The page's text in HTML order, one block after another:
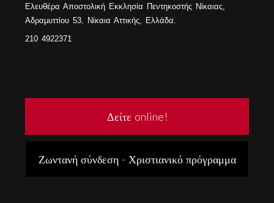
Ελευθέρα Αποστολική Εκκλησία Πεντηκοστής Νίκαιας,
Αδραμυττίου 53, Νίκαια Αττικής, Ελλάδα.
210 4922371
Δείτε online!
Ζωντανή σύνδεση - Χριστιανικό πρόγραμμα